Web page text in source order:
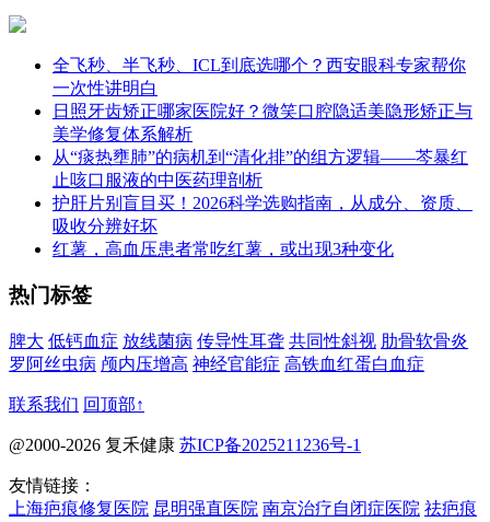
全飞秒、半飞秒、ICL到底选哪个？西安眼科专家帮你
一次性讲明白
日照牙齿矫正哪家医院好？微笑口腔隐适美隐形矫正与
美学修复体系解析
从“痰热壅肺”的病机到“清化排”的组方逻辑——芩暴红
止咳口服液的中医药理剖析
护肝片别盲目买！2026科学选购指南，从成分、资质、
吸收分辨好坏
红薯，高血压患者常吃红薯，或出现3种变化
热门标签
脾大 低钙血症 放线菌病 传导性耳聋 共同性斜视 肋骨软骨炎
罗阿丝虫病 颅内压增高 神经官能症 高铁血红蛋白血症
联系我们 回顶部↑
@2000-2026 复禾健康 苏ICP备2025211236号-1
友情链接：
上海疤痕修复医院 昆明强直医院 南京治疗自闭症医院 祛疤痕